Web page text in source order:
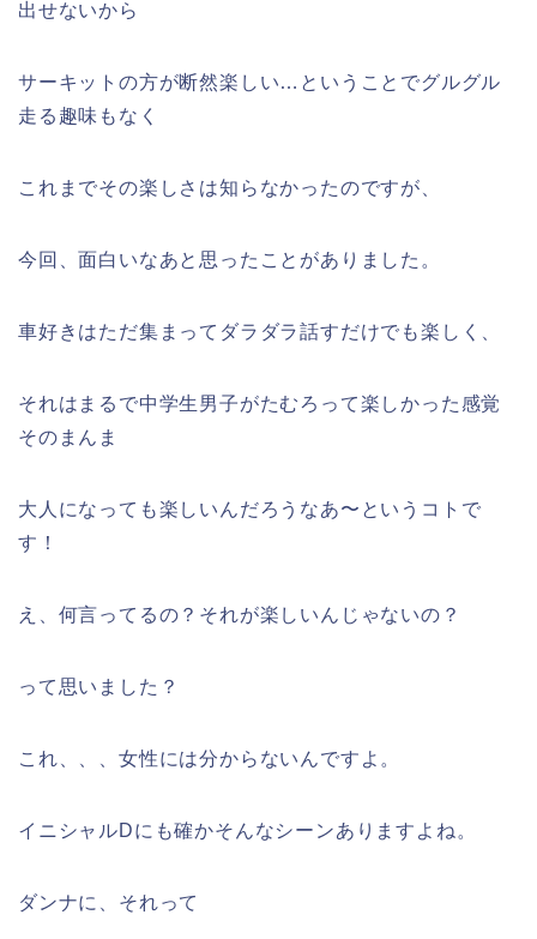
出せないから
サーキットの方が断然楽しい…ということでグルグル
走る趣味もなく
これまでその楽しさは知らなかったのですが、
今回、面白いなあと思ったことがありました。
車好きはただ集まってダラダラ話すだけでも楽しく、
それはまるで中学生男子がたむろって楽しかった感覚
そのまんま
大人になっても楽しいんだろうなあ〜というコトで
す！
え、何言ってるの？それが楽しいんじゃないの？
って思いました？
これ、、、女性には分からないんですよ。
イニシャルDにも確かそんなシーンありますよね。
ダンナに、それって